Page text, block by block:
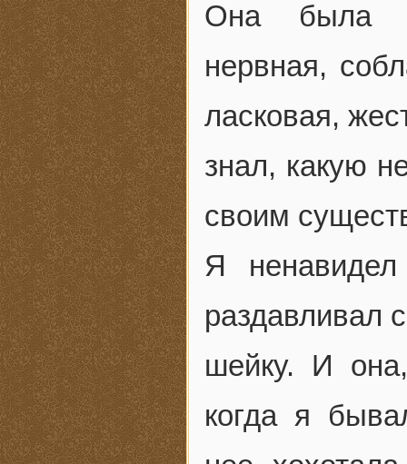
Она была
нервная,
ласковая,
знал, какую
своим
Я
раздавливал
шейку. И
когда я